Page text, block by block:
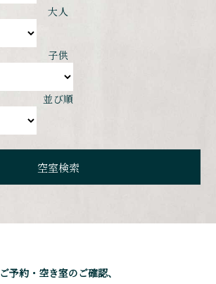
大人
子供
並び順
ご予約・空き室のご確認、